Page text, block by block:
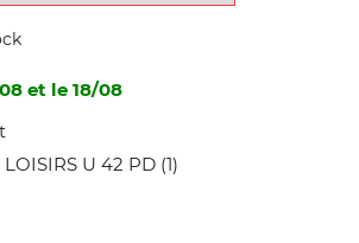
et le 18/08
U 42 PD (1)